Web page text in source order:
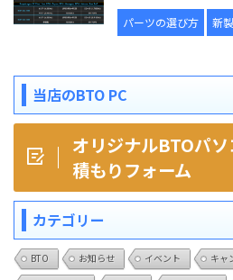
パーツの選び方 新
当店のBTO PC
オリジナルBTOパ
積もりフォーム
カテゴリー
BTO お知らせ イベント キャ